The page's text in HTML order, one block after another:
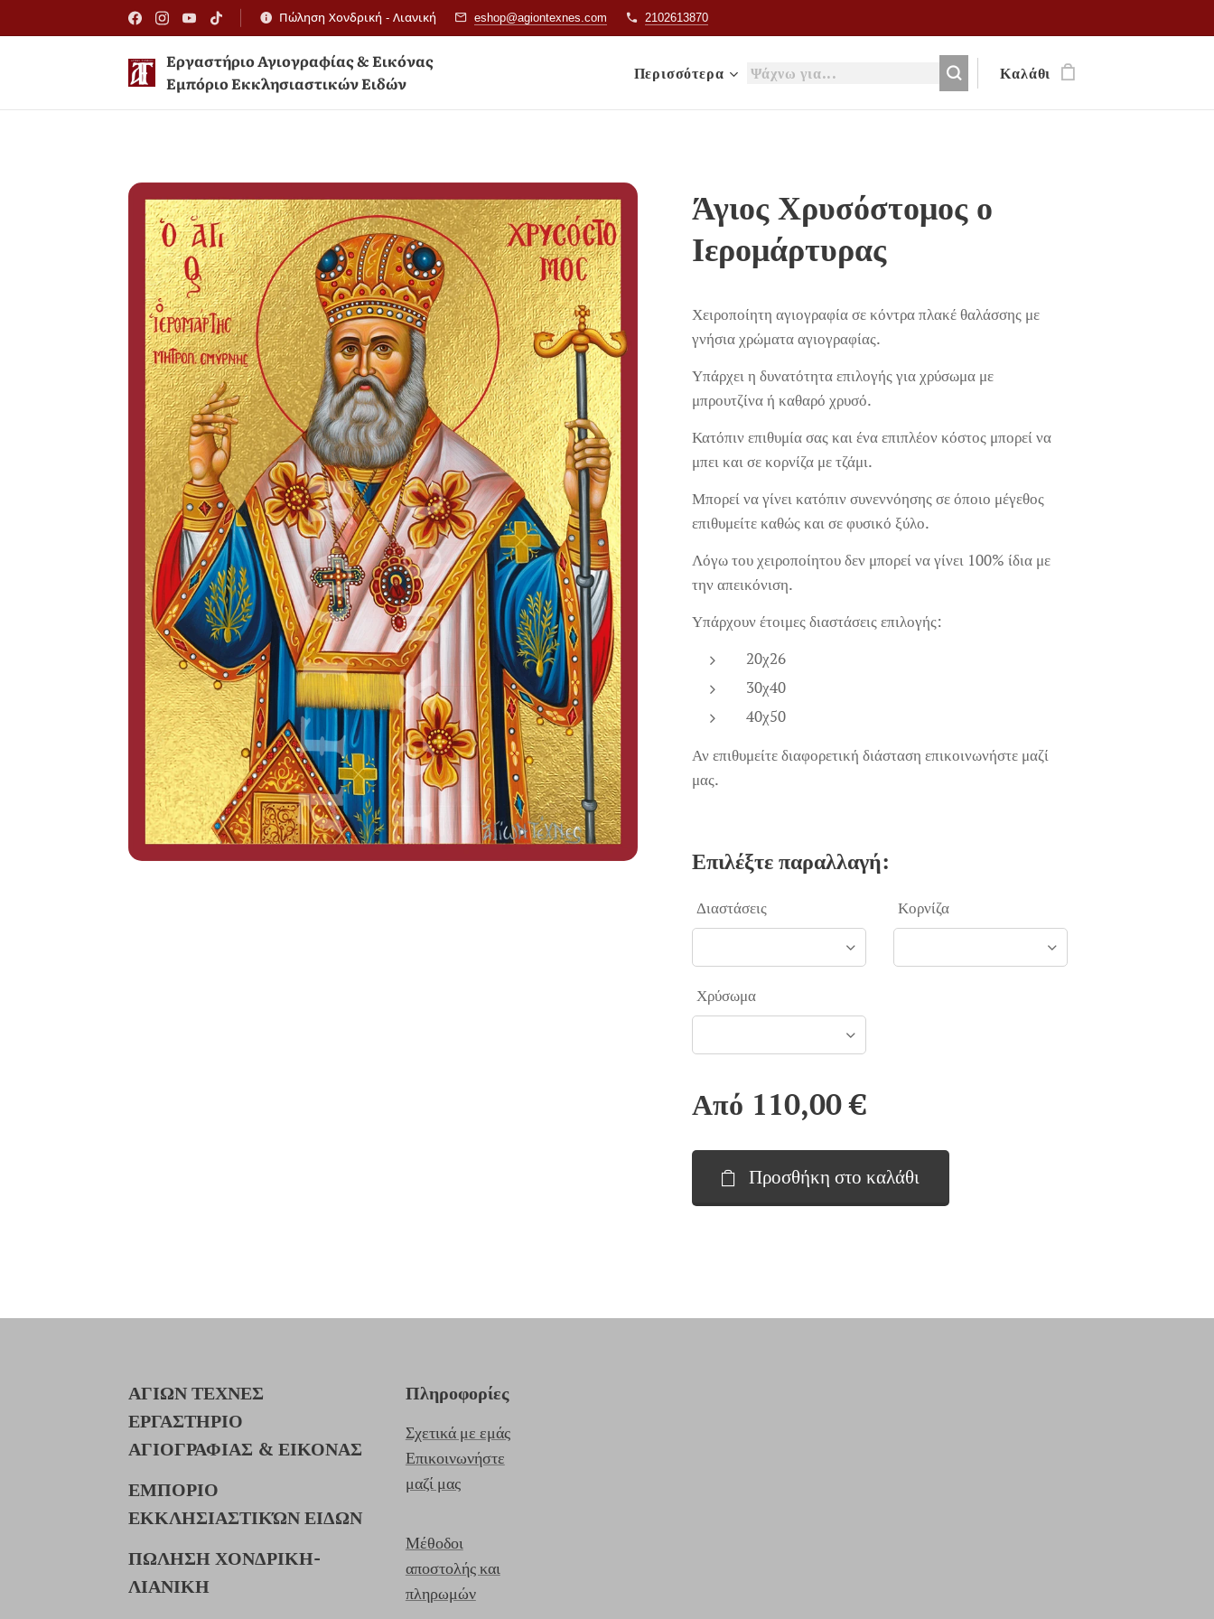
Πώληση Χονδρική - Λιανική eshop@agiontexnes.com 2102613870
Εργαστήριο Αγιογραφίας & Εικόνας
Εμπόριο Εκκλησιαστικών Ειδών
Περισσότερα Καλάθι
Άγιος Χρυσόστομος ο
Ιερομάρτυρας
Χειροποίητη αγιογραφία σε κόντρα πλακέ θαλάσσης με
γνήσια χρώματα αγιογραφίας.
Υπάρχει η δυνατότητα επιλογής για χρύσωμα με
μπρουτζίνα ή καθαρό χρυσό.
Κατόπιν επιθυμία σας και ένα επιπλέον κόστος μπορεί να
μπει και σε κορνίζα με τζάμι.
Μπορεί να γίνει κατόπιν συνεννόησης σε όποιο μέγεθος
επιθυμείτε καθώς και σε φυσικό ξύλο.
Λόγω του χειροποίητου δεν μπορεί να γίνει 100% ίδια με
την απεικόνιση.
Υπάρχουν έτοιμες διαστάσεις επιλογής:
20χ26
30χ40
40χ50
Αν επιθυμείτε διαφορετική διάσταση επικοινωνήστε μαζί
μας.
Επιλέξτε παραλλαγή:
Διαστάσεις Κορνίζα
Χρύσωμα
Από 110,00€
Προσθήκη στο καλάθι
ΑΓΙΩΝ ΤΕΧΝΕΣ
ΕΡΓΑΣΤΗΡΙΟ
ΑΓΙΟΓΡΑΦΙΑΣ & ΕΙΚΟΝΑΣ
ΕΜΠΟΡΙΟ
ΕΚΚΛΗΣΙΑΣΤΙΚΏΝ ΕΙΔΩΝ
ΠΩΛΗΣΗ ΧΟΝΔΡΙΚΗ-
ΛΙΑΝΙΚΗ
Πληροφορίες
Σχετικά με εμάς
Επικοινωνήστε
μαζί μας
Μέθοδοι
αποστολής και
πληρωμών